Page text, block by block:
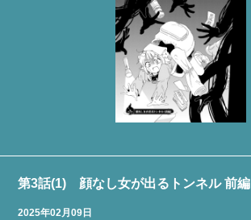
第3話(1) 顔なし女が出るトンネル 前編
2025年02月09日